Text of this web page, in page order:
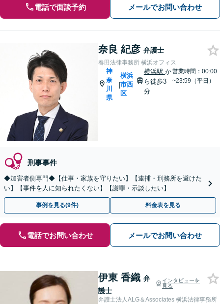
電話で面談予約 メールでお問い合わせ
奈良 紀彦 弁護士
春田法律事務所 横浜オフィス
神
奈
川
県
|
横浜
市西
区
横浜駅 か
ら徒歩3
分
営業時間：00:00
~23:59（平日）
刑事事件
◆加害者側専門◆【仕事・家族を守りたい】【逮捕・刑務所を避けた
い】【事件を人に知られたくない】【謝罪・示談したい】
事例を見る(9件) 料金表を見る
電話でお問い合わせ メールでお問い合わせ
伊東 香織 弁
護士
インタビューを
見る
弁護士法人ALG＆Associates 横浜法律事務所